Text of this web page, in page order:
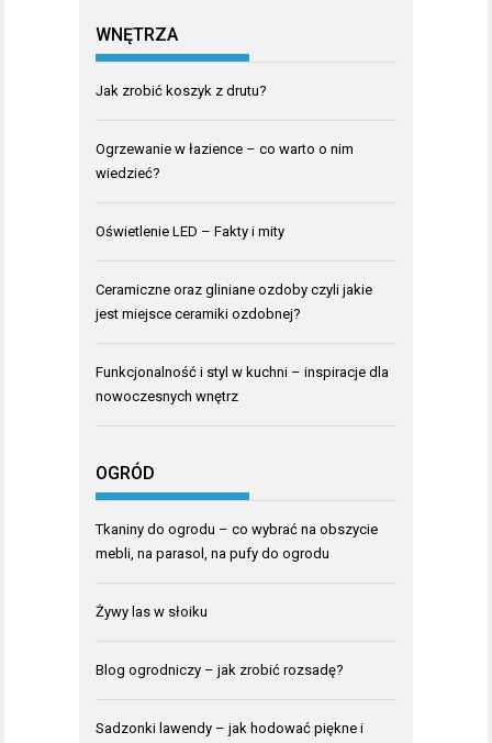
WNĘTRZA
Jak zrobić koszyk z drutu?
Ogrzewanie w łazience – co warto o nim
wiedzieć?
Oświetlenie LED – Fakty i mity
Ceramiczne oraz gliniane ozdoby czyli jakie
jest miejsce ceramiki ozdobnej?
Funkcjonalność i styl w kuchni – inspiracje dla
nowoczesnych wnętrz
OGRÓD
Tkaniny do ogrodu – co wybrać na obszycie
mebli, na parasol, na pufy do ogrodu
Żywy las w słoiku
Blog ogrodniczy – jak zrobić rozsadę?
Sadzonki lawendy – jak hodować piękne i